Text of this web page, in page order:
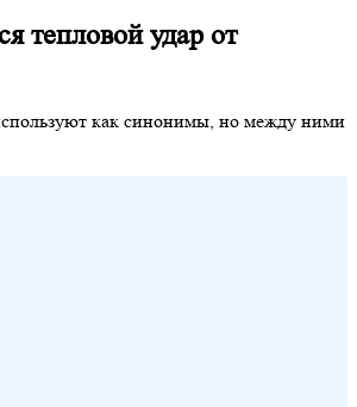
тепловой удар от
как синонимы, но между ними